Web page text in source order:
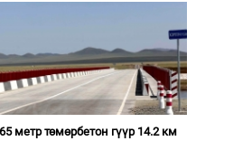
метр төмөрбетон гүүр 14.2 км